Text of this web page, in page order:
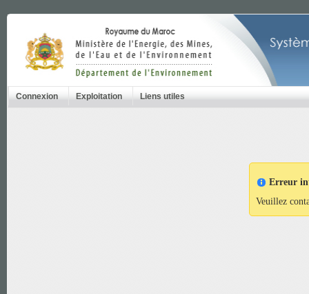
Connexion Exploitation Liens utiles
Erreur
Veuillez